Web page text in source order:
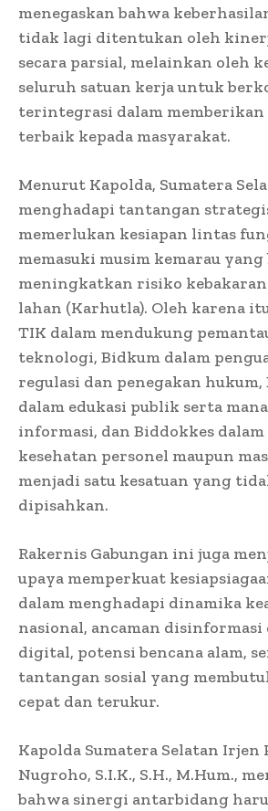
menegaskan bahwa
tidak lagi ditentukan oleh
secara parsial, melainkan oleh
seluruh satuan kerja untuk
terintegrasi dalam memberikan
terbaik kepada masyarakat.
Menurut Kapolda, Sumatera
menghadapi tantangan
memerlukan kesiapan lintas
memasuki musim kemarau
meningkatkan risiko
lahan (Karhutla). Oleh karena
TIK dalam mendukung
teknologi, Bidkum dalam
regulasi dan penegakan hukum,
dalam edukasi publik serta
informasi, dan Biddokkes
kesehatan personel maupun
menjadi satu kesatuan yang
dipisahkan.
Rakernis Gabungan ini juga
upaya memperkuat
dalam menghadapi dinamika
nasional, ancaman
digital, potensi bencana alam,
tantangan sosial yang
cepat dan terukur.
Kapolda Sumatera Selatan Irjen
Nugroho, S.I.K., S.H., M.Hum.,
bahwa sinergi antarbidang